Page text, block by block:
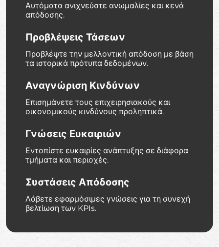
Αυτόματα ανιχνεύστε ανωμαλίες και κενά
απόδοσης.
Προβλέψεις Τάσεων
Προβλέψτε την μελλοντική απόδοση με βάση
τα ιστορικά πρότυπα δεδομένων.
Αναγνώριση Κινδύνων
Επισημάνετε τους επιχειρησιακούς και
οικονομικούς κινδύνους προληπτικά.
Γνώσεις Ευκαιριών
Εντοπίστε ευκαιρίες ανάπτυξης σε διάφορα
τμήματα και περιοχές.
Συστάσεις Απόδοσης
Λάβετε εφαρμόσιμες γνώσεις για τη συνεχή
βελτίωση των KPIs.